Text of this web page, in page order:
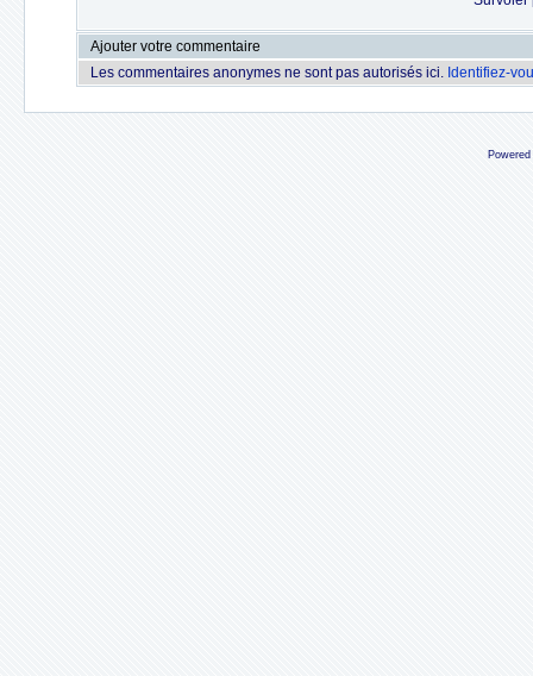
Ajouter votre commentaire
Les commentaires anonymes ne sont pas autorisés ici. Identifiez-